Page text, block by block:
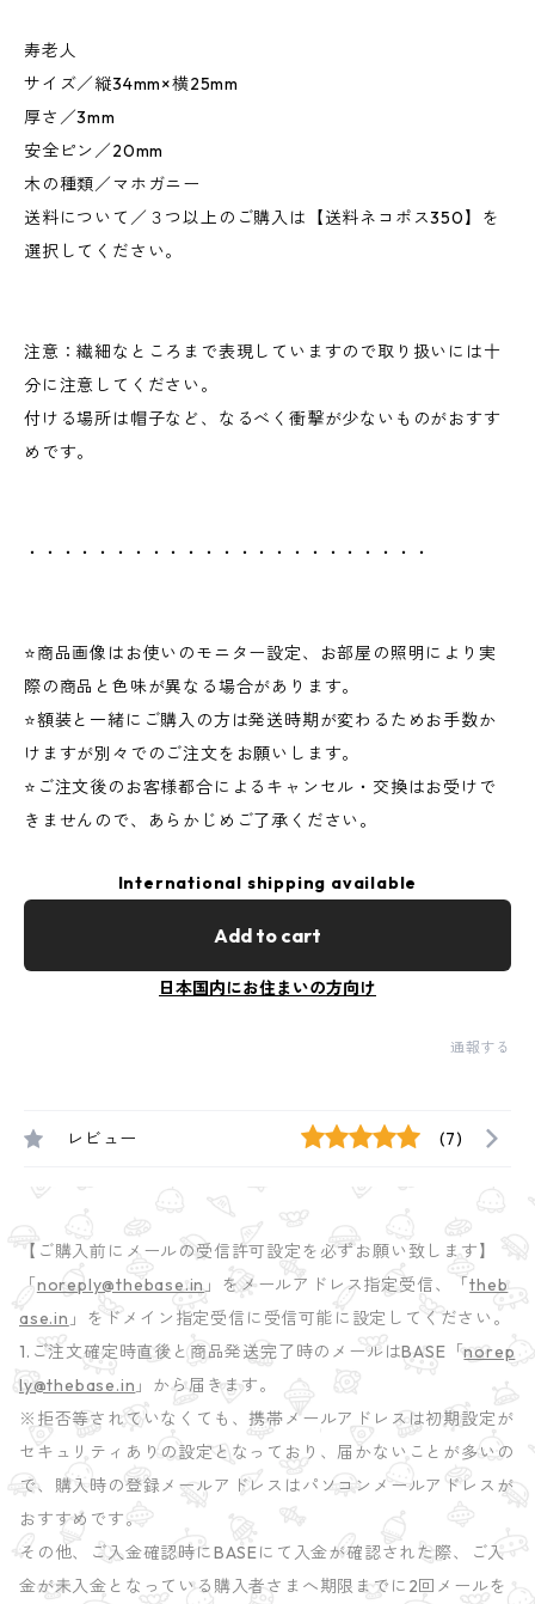
寿老人
サイズ／縦34mm×横25mm
厚さ／3mm
安全ピン／20mm
木の種類／マホガニー
送料について／３つ以上のご購入は【送料ネコポス350】を
選択してください。
注意：繊細なところまで表現していますので取り扱いには十
分に注意してください。
付ける場所は帽子など、なるべく衝撃が少ないものがおすす
めです。
・・・・・・・・・・・・・・・・・・・・・・・
⭐️商品画像はお使いのモニター設定、お部屋の照明により実
際の商品と色味が異なる場合があります。
⭐️額装と一緒にご購入の方は発送時期が変わるためお手数か
けますが別々でのご注文をお願いします。
⭐️ご注文後のお客様都合によるキャンセル・交換はお受けで
きませんので、あらかじめご了承ください。
International shipping available
Add to cart
日本国内にお住まいの方向け
通報する
レビュー (7)
【ご購入前にメールの受信許可設定を必ずお願い致します】
「noreply@thebase.in 」をメールアドレス指定受信、「theb
ase.in 」をドメイン指定受信に受信可能に設定してください。
1.ご注文確定時直後と商品発送完了時のメールはBASE「norep
ly@thebase.in 」から届きます。
※拒否等されていなくても、携帯メールアドレスは初期設定が
セキュリティありの設定となっており、届かないことが多いの
で、購入時の登録メールアドレスはパソコンメールアドレスが
おすすめです。
その他、ご入金確認時にBASEにて入金が確認された際、ご入
金が未入金となっている購入者さまへ期限までに2回メールを